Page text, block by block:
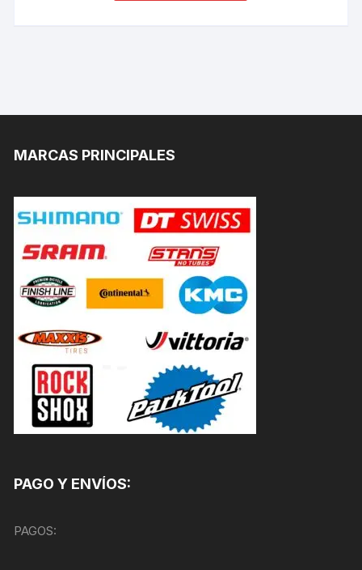
MARCAS PRINCIPALES
PAGO Y ENVÍOS:
PAGOS: